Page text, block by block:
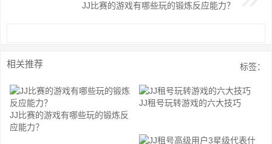
JJ比赛的游戏有哪些玩的锻炼反应能力？
相关推荐 标签：
JJ比赛的游戏有哪些玩的锻炼反
应能力？
JJ租号玩转游戏的六大技巧